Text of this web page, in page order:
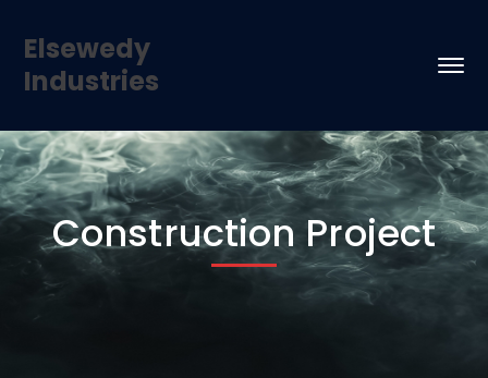
Elsewedy
Industries
Construction Project